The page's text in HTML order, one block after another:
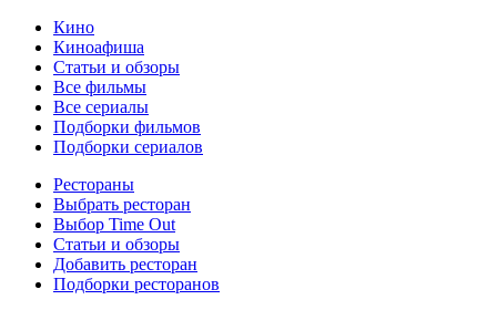
Кино
Киноафиша
Статьи и обзоры
Все фильмы
Все сериалы
Подборки фильмов
Подборки сериалов
Рестораны
Выбрать ресторан
Выбор Time Out
Статьи и обзоры
Добавить ресторан
Подборки ресторанов